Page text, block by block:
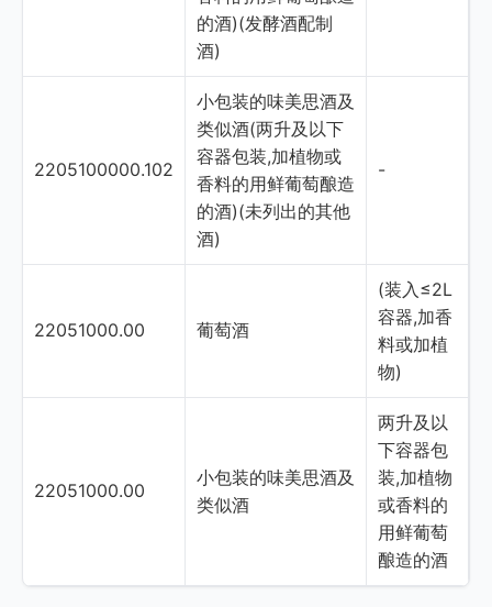
的酒)(发酵酒配制
酒)
2205100000.102
小包装的味美思酒及
类似酒(两升及以下
容器包装,加植物或
香料的用鲜葡萄酿造
的酒)(未列出的其他
酒)
-
22051000.00 葡萄酒
(装入≤2L
容器,加香
料或加植
物)
22051000.00
小包装的味美思酒及
类似酒
两升及以
下容器包
装,加植物
或香料的
用鲜葡萄
酿造的酒